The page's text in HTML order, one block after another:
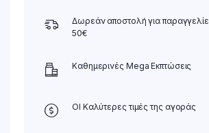
Δωρεάν αποστολή για
50€
Καθημερινές Mega Εκπτώσεις
ΟΙ Καλύτερες τιμές της αγοράς